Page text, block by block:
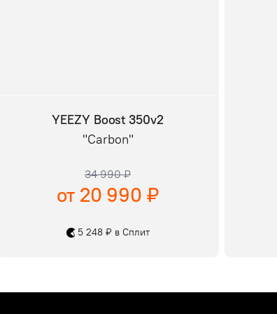
YEEZY Boost 350v2
"Carbon"
34 990 ₽
от 20 990 ₽
5 248 ₽ в Сплит